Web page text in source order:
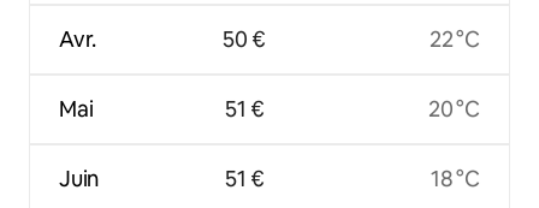
Avr.
Mai
Juin
50 €
51 €
51 €
22 °C
20 °C
18 °C